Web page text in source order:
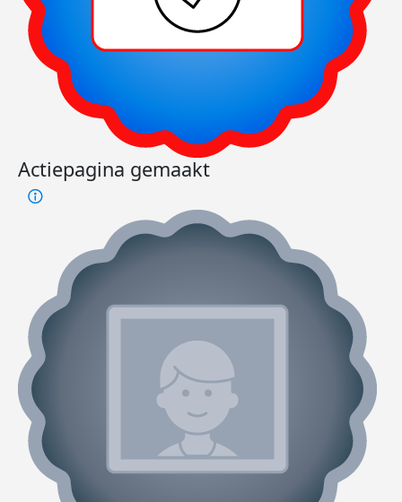
Actiepagina gemaakt